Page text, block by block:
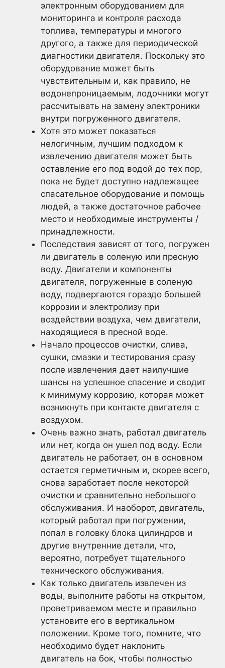
электронным оборудованием для
мониторинга и контроля расхода
топлива, температуры и многого
другого, а также для периодической
диагностики двигателя. Поскольку это
оборудование может быть
чувствительным и, как правило, не
водонепроницаемым, лодочники могут
рассчитывать на замену электроники
внутри погруженного двигателя.
Хотя это может показаться
нелогичным, лучшим подходом к
извлечению двигателя может быть
оставление его под водой до тех пор,
пока не будет доступно надлежащее
спасательное оборудование и помощь
людей, а также достаточное рабочее
место и необходимые инструменты /
принадлежности.
Последствия зависят от того, погружен
ли двигатель в соленую или пресную
воду. Двигатели и компоненты
двигателя, погруженные в соленую
воду, подвергаются гораздо большей
коррозии и электролизу при
воздействии воздуха, чем двигатели,
находящиеся в пресной воде.
Начало процессов очистки, слива,
сушки, смазки и тестирования сразу
после извлечения дает наилучшие
шансы на успешное спасение и сводит
к минимуму коррозию, которая может
возникнуть при контакте двигателя с
воздухом.
Очень важно знать, работал двигатель
или нет, когда он ушел под воду. Если
двигатель не работает, он в основном
остается герметичным и, скорее всего,
снова заработает после некоторой
очистки и сравнительно небольшого
обслуживания. И наоборот, двигатель,
который работал при погружении,
попал в головку блока цилиндров и
другие внутренние детали, что,
вероятно, потребует тщательного
технического обслуживания.
Как только двигатель извлечен из
воды, выполните работы на открытом,
проветриваемом месте и правильно
установите его в вертикальном
положении. Кроме того, помните, что
необходимо будет наклонить
двигатель на бок, чтобы полностью